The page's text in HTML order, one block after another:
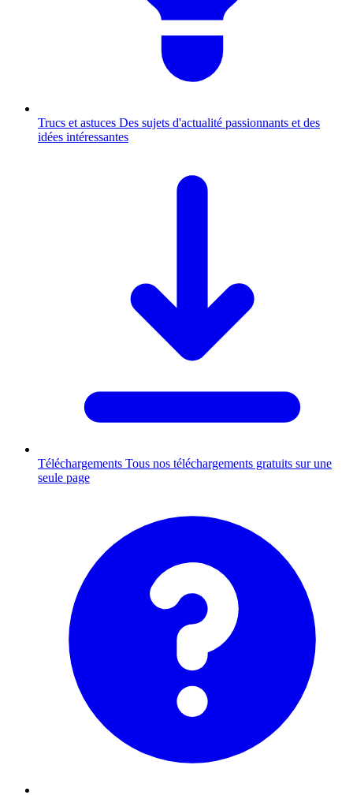
Trucs et astuces Des sujets d'actualité passionnants et des
idées intéressantes
Téléchargements Tous nos téléchargements gratuits sur une
seule page